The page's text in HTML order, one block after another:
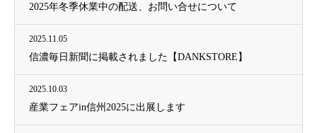
2025年冬季休業中の配送、お問い合せについて
2025.11.05
信濃毎日新聞に掲載されました【DANKSTORE】
2025.10.03
産業フェアin信州2025に出展します